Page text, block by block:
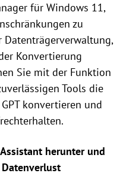
für Windows 11,
zu
Datenträgerverwaltung,
Konvertierung
Sie mit der Funktion
Tools die
konvertieren und
herunter und